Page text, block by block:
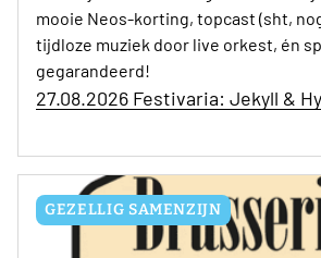
mooie Neos-korting, topcast (sht,
tijdloze muziek door live orkest, én
gegarandeerd!
27.08.2026 Festivaria: Jekyll &
GEZELLIG SAMENZIJN